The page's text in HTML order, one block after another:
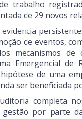
trabalho
de 29 novos
de eventos,
mecanismos de
Emergencial
de uma
ser beneficiada
completa
por parte